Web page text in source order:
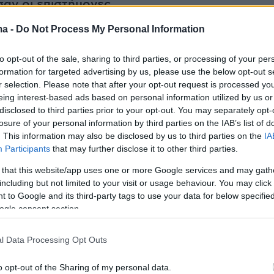
- Do Not Process My Personal Information
opt-out of the sale, sharing to third parties, or processing of your
for targeted advertising by us, please use the below opt-out
selection. Please note that after your opt-out request is processed
interest-based ads based on personal information utilized by us
to third parties prior to your opt-out. You may separately
of your personal information by third parties on the IAB’s list of
This information may also be disclosed by us to third parties on the
Participants that may further disclose it to other third parties.
that this website/app uses one or more Google services and may
but not limited to your visit or usage behaviour. You may
to Google and its third-party tags to use your data for below
consent section.
Data Processing Opt Outs
opt-out of the Sharing of my personal data.
οι επιστήμονες
εκδηλώθηκε το 2001 και συνεχίζει να
μέχρι σήμερα. Διαπίστωσε την εμφάνιση νέων
ρωγματώσεων και βυθίσεων. Καθώς και
του φαινομένου σε όλο το βόρειο τμήμα
Λακκί. Στο υψόμετρο μεταξύ 115 και 108
καλδέρας).
η παλαιότερη εκτίμηση ότι το φαινόμενο
και δεν σχετίζεται με φαινόμενα
του ηφαιστείου της Νισύρου